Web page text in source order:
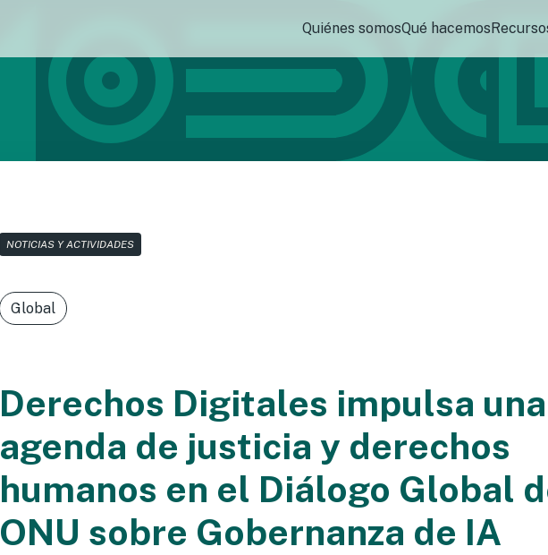
Quiénes somosQué hacemos
NOTICIAS Y ACTIVIDADES
Global
Derechos Digitales impulsa una
agenda de justicia y derechos
humanos en el Diálogo Global
ONU sobre Gobernanza de IA